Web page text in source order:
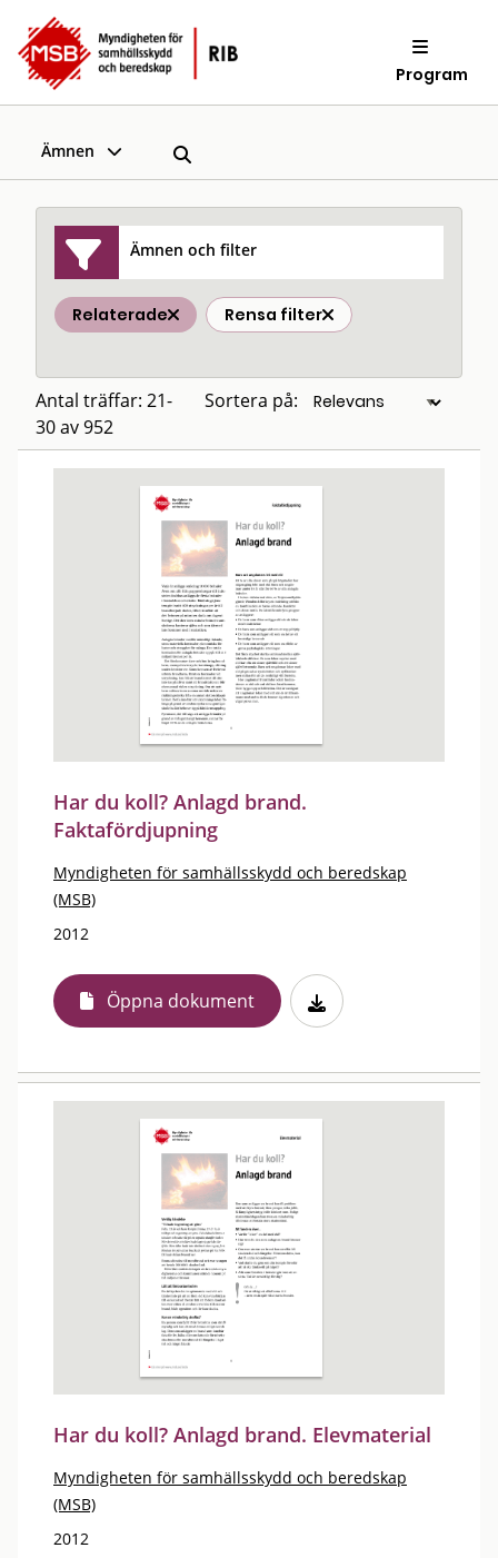
Program
Ämnen
Ämnen och filter
Relaterade Rensa filter
Antal träffar: 21-
30 av 952
Sortera på:
Har du koll? Anlagd brand.
Faktafördjupning
Myndigheten för samhällsskydd och beredskap
(MSB)
2012
Öppna dokument
Har du koll? Anlagd brand. Elevmaterial
Myndigheten för samhällsskydd och beredskap
(MSB)
2012